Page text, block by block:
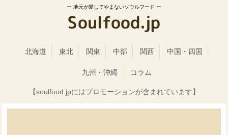
地元が愛してやまないソウルフード
北海道 東北 関東 中部 関西 中国・四国
九州・沖縄 コラム
【soulfood.jpにはプロモーションが含まれています】